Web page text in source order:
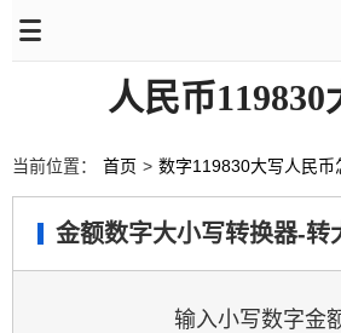
人民币119830
当前位置： 首页 > 数字119830大写人民币
金额数字大小写转换器-转
输入小写数字金